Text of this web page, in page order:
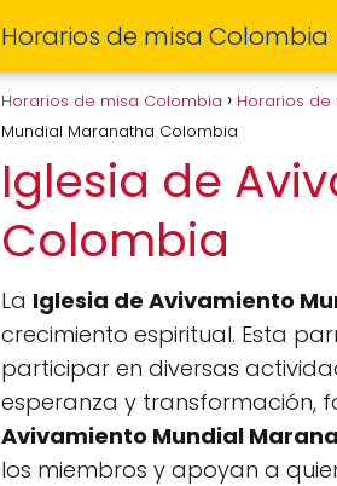
Horarios de misa Colombia
Horarios de misa Colombia Horarios
Mundial Maranatha Colombia
Iglesia de
Colombia
La Iglesia de Avivamiento
crecimiento espiritual. Esta
participar en diversas
esperanza y transformación,
Avivamiento Mundial
los miembros y apoyan a